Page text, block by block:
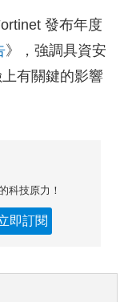
發布年度
》，強調具資安
有關鍵的影響
科技原力！
即訂閱